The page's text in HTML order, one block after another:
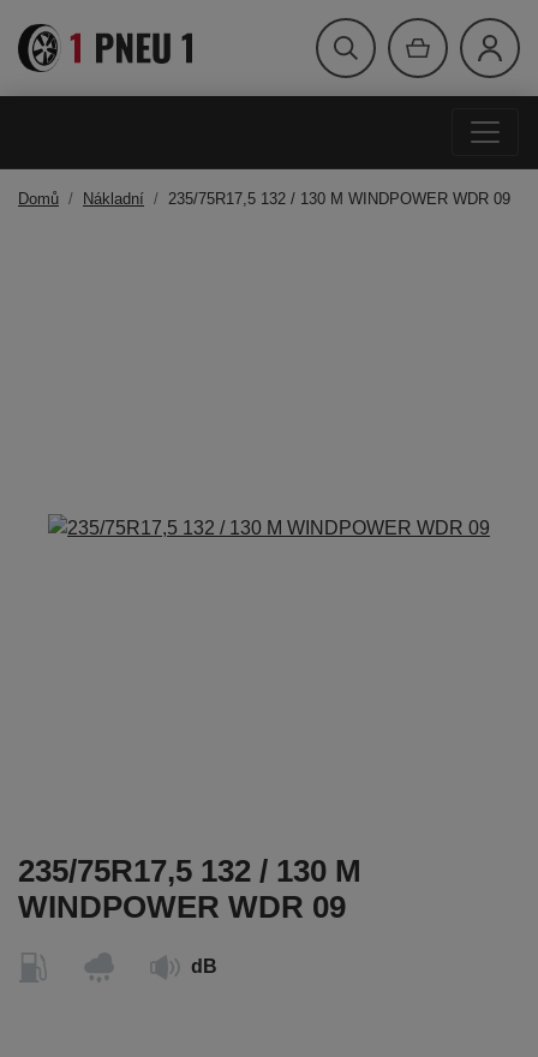
Domů Nákladní 235/75R17,5 132 / 130 M WINDPOWER WDR 09
235/75R17,5 132 / 130 M
WINDPOWER WDR 09
dB